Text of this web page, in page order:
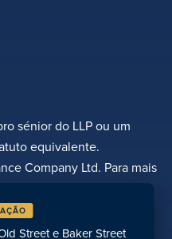
sénior do LLP ou um
equivalente.
Company Ltd. Para mais
DIVERSIDADE
LOCALIZAÇÕES
Street e Baker Street